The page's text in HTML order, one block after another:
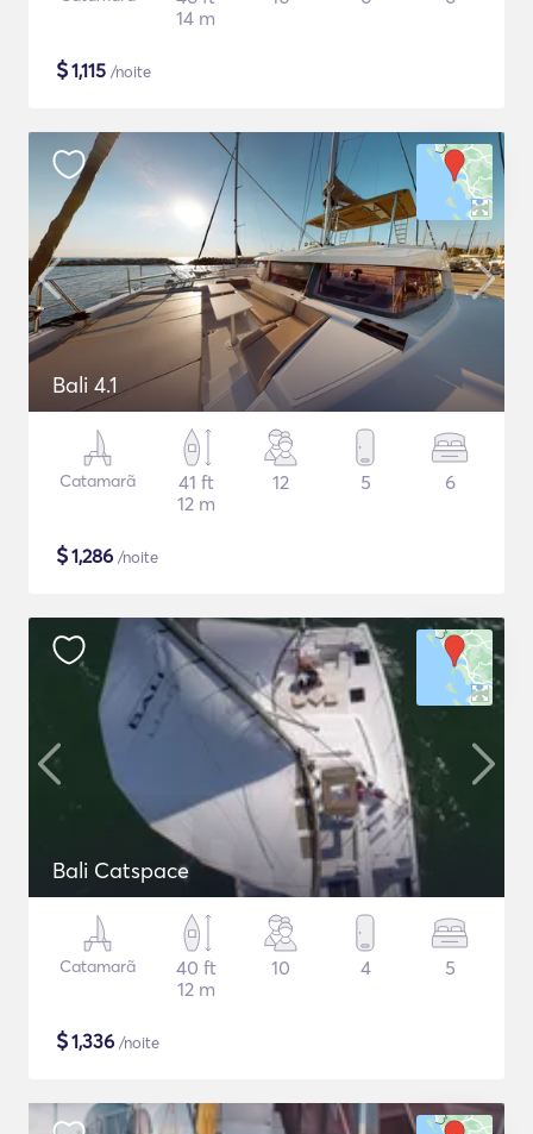
14 m
$1,115 /noite
Bali 4.1
Catamarã
41 ft
12 m
12 5 6
$1,286 /noite
Bali Catspace
Catamarã
40 ft
12 m
10 4 5
$1,336 /noite